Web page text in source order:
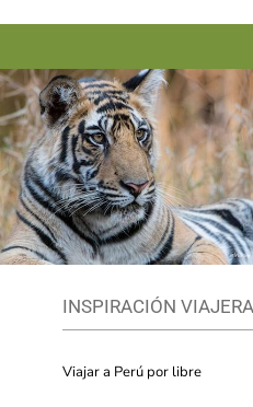
INSPIRACIÓN VIAJERA
Viajar a Perú por libre